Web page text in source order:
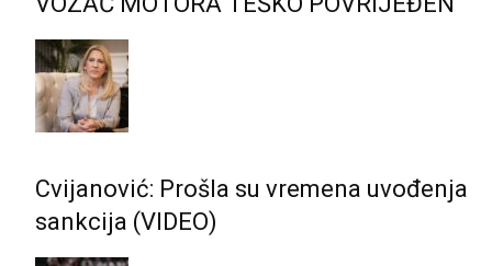
Cvijanović: Prošla su vremena uvođenja
sankcija (VIDEO)